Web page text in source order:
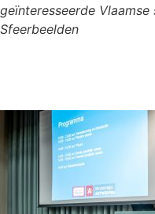
geïnteresseerde
Sfeerbeelden